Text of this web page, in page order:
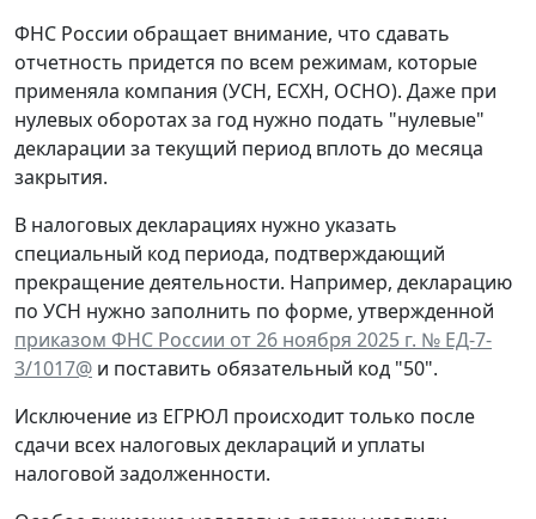
ФНС России обращает внимание, что сдавать
отчетность придется по всем режимам, которые
применяла компания (УСН, ЕСХН, ОСНО). Даже при
нулевых оборотах за год нужно подать "нулевые"
декларации за текущий период вплоть до месяца
закрытия.
В налоговых декларациях нужно указать
специальный код периода, подтверждающий
прекращение деятельности. Например, декларацию
по УСН нужно заполнить по форме, утвержденной
приказом ФНС России от 26 ноября 2025 г. № ЕД-7-
3/1017@ и поставить обязательный код "50".
Исключение из ЕГРЮЛ происходит только после
сдачи всех налоговых деклараций и уплаты
налоговой задолженности.